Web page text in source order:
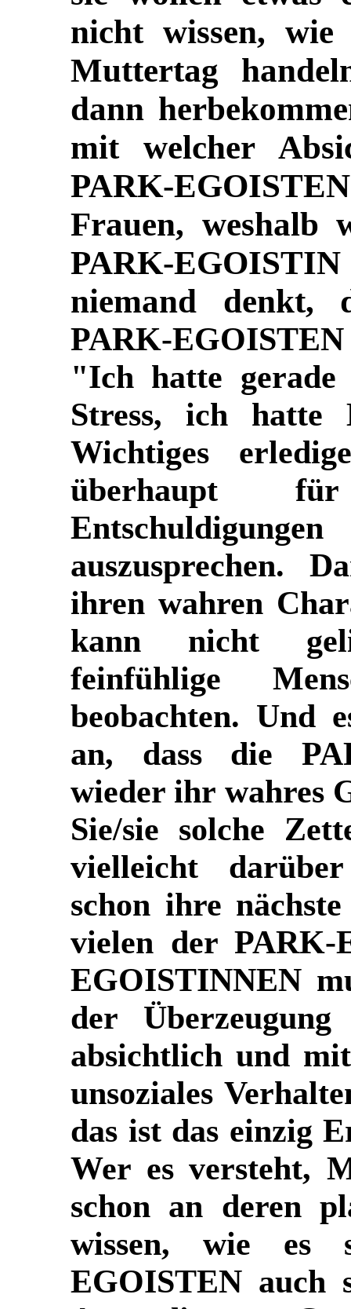
nicht wissen,
Muttertag
dann
mit welcher
PARK-EGOISTEN
Frauen, weshalb
PARK-EGOISTIN
niemand denkt,
PARK-EGOISTEN
"Ich hatte
Stress, ich hatte
Wichtiges
überhaupt
auszusprechen.
ihren wahren
kann nicht
feinfühlige
beobachten. Und
an, dass die
wieder ihr wahres
Sie/sie solche
vielleicht
schon ihre
vielen der PARK-
EGOISTINNEN
der
absichtlich und
unsoziales
das ist das einzig
Wer es versteht,
schon an deren
wissen, wie
EGOISTEN auch